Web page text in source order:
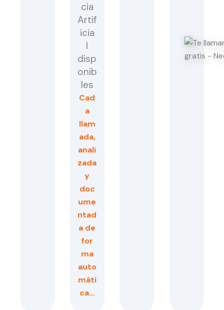
cia
Artif
icia
l
disp
onib
les
Cad
a
llam
ada,
anali
zada
y
doc
ume
ntad
a de
for
ma
auto
máti
ca…